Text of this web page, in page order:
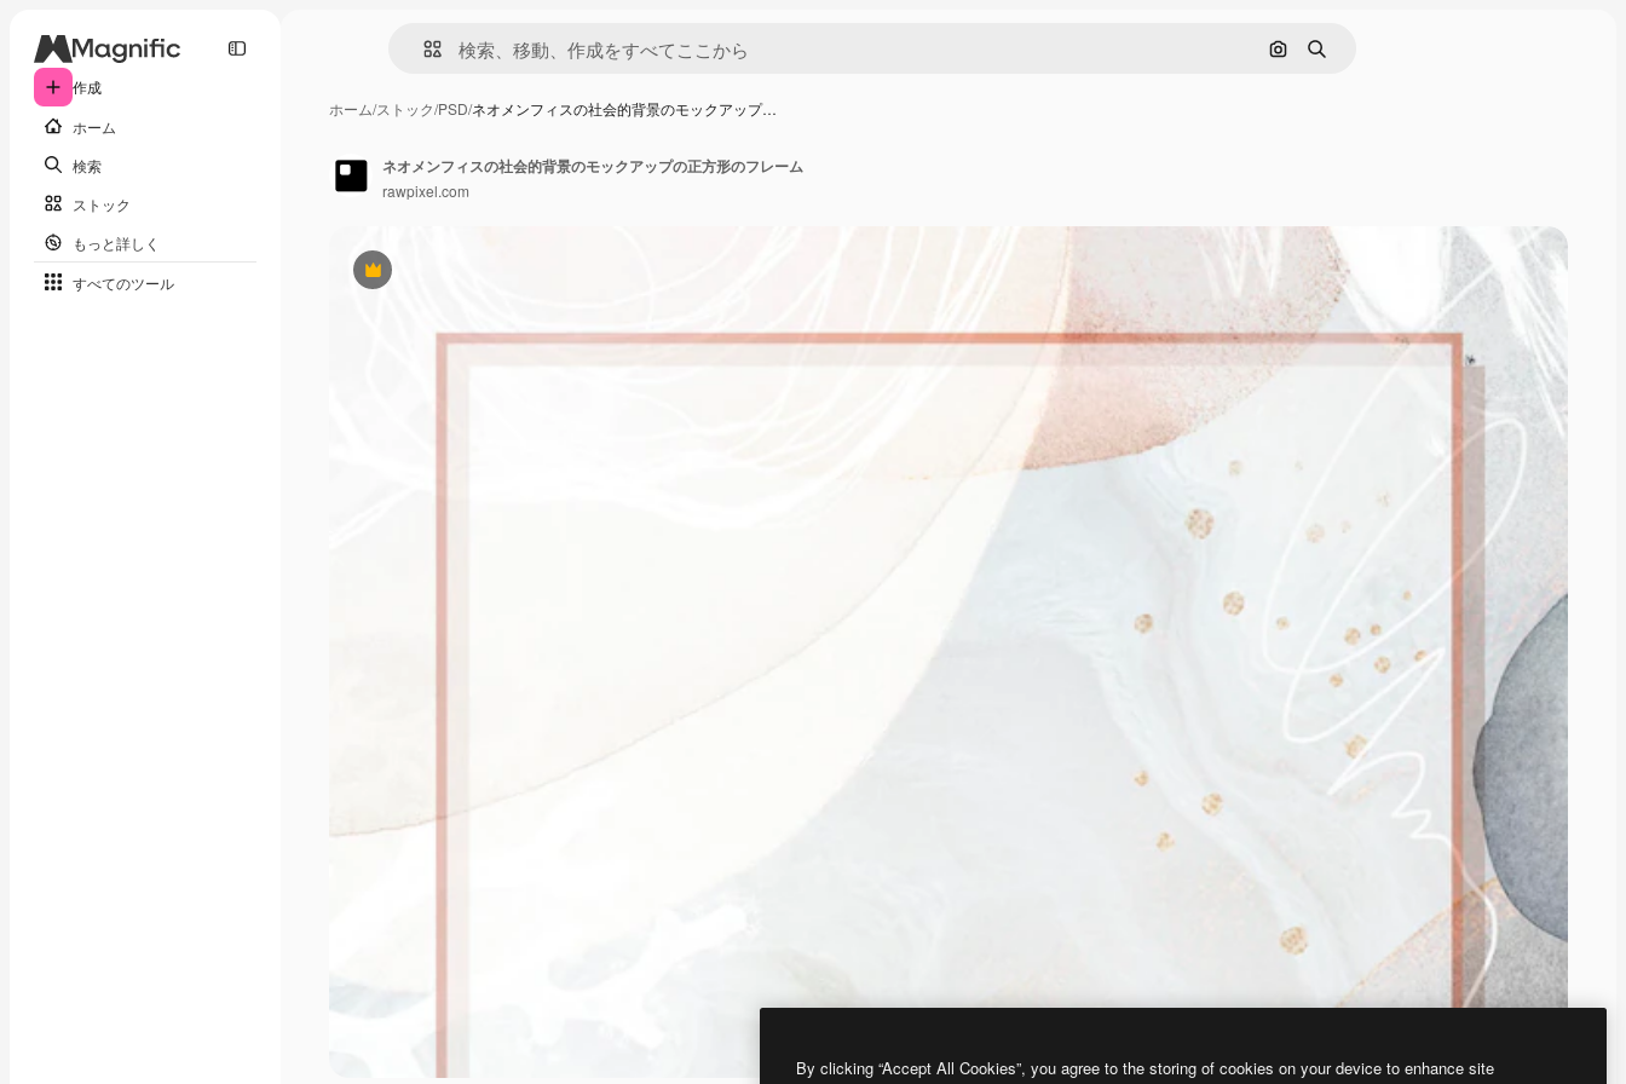
作成
ホーム
検索
ストック
もっと詳しく
すべてのツール
画像で検索
検索
ホーム/ストック/PSD/ネオメンフィスの社会的背景のモックアップ…
Premium
ネオメンフィスの社会的背景のモックアップの正方形のフレーム
rawpixel.com
By clicking “Accept All Cookies”, you agree to the storing of cookies on your device to enhance site